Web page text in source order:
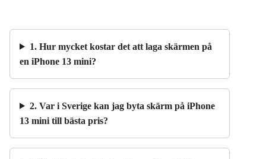
1. Hur mycket kostar det att laga skärmen på
en iPhone 13 mini?
2. Var i Sverige kan jag byta skärm på iPhone
13 mini till bästa pris?